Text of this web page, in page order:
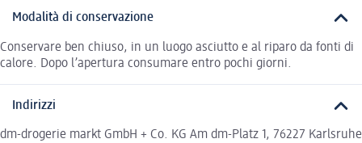
Modalità di conservazione
Conservare ben chiuso, in un luogo asciutto e al riparo da fonti di
calore. Dopo l’apertura consumare entro pochi giorni.
Indirizzi
dm-drogerie markt GmbH + Co. KG Am dm-Platz 1, 76227 Karlsruhe